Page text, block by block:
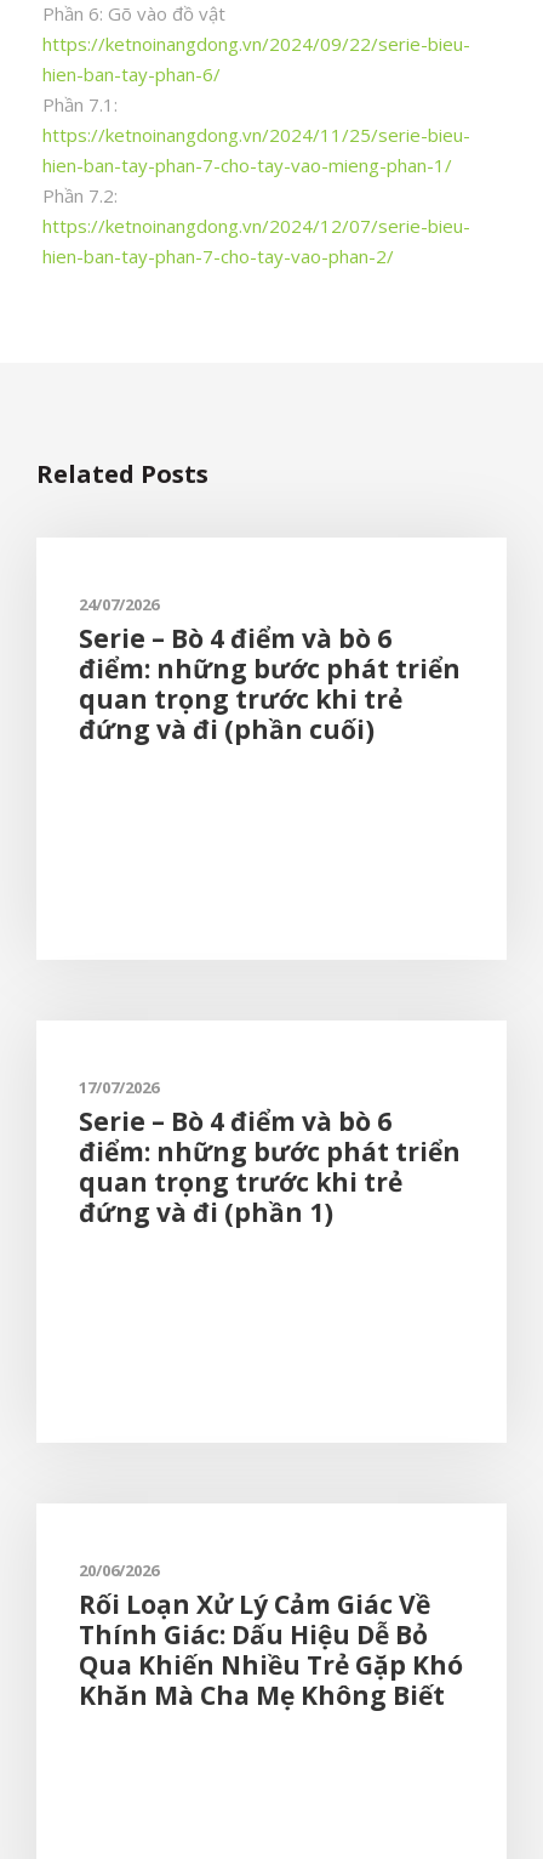
Phần 6: Gõ vào đồ vật
https://ketnoinangdong.vn/2024/09/22/serie-bieu-
hien-ban-tay-phan-6/
Phần 7.1:
https://ketnoinangdong.vn/2024/11/25/serie-bieu-
hien-ban-tay-phan-7-cho-tay-vao-mieng-phan-1/
Phần 7.2:
https://ketnoinangdong.vn/2024/12/07/serie-bieu-
hien-ban-tay-phan-7-cho-tay-vao-phan-2/
Related Posts
24/07/2026
Serie – Bò 4 điểm và bò 6
điểm: những bước phát triển
quan trọng trước khi trẻ
đứng và đi (phần cuối)
17/07/2026
Serie – Bò 4 điểm và bò 6
điểm: những bước phát triển
quan trọng trước khi trẻ
đứng và đi (phần 1)
20/06/2026
Rối Loạn Xử Lý Cảm Giác Về
Thính Giác: Dấu Hiệu Dễ Bỏ
Qua Khiến Nhiều Trẻ Gặp Khó
Khăn Mà Cha Mẹ Không Biết